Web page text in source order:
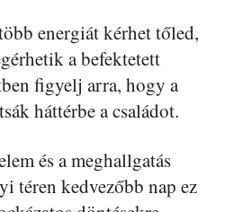
energiát kérhet tőled,
a befektetett
figyelj arra, hogy a
háttérbe a családot.
és a meghallgatás
téren kedvezőbb nap ez